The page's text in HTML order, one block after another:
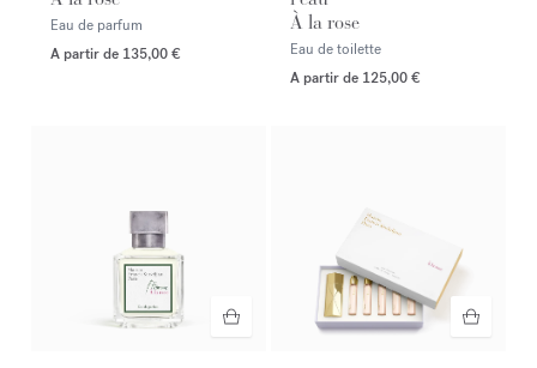
Eau de parfum
A partir de 135,00 €
À la rose
Eau de toilette
A partir de 125,00 €